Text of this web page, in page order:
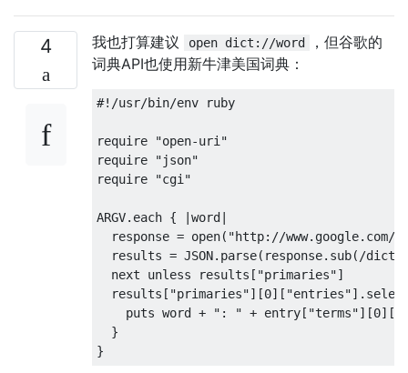
4 我也打算建议 open dict://word
，但谷歌的
词典API也使用新牛津美国词典：
#!/usr/bin/env ruby
require "open-uri"
require "json"
require "cgi"
ARGV.each { |word|
response = open("http://www.google.com/
results = JSON.parse(response.sub(/
  next unless results["primaries"]
puts word + ": " +
  }